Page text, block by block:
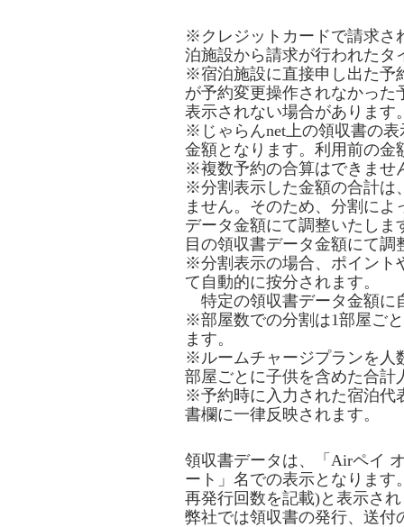
※クレジットカードで請求さ
泊施設から請求が行われたタ
※宿泊施設に直接申し出た予
が予約変更操作されなかっ
表示されない場合があります
※じゃらんnet上の領収書の
金額となります。利用前の金
※複数予約の合算はできませ
※分割表示した金額の合計は
ません。そのため、分割に
データ金額にて調整いたし
目の領収書データ金額にて調
※分割表示の場合、ポイント
て自動的に按分されます。
特定の領収書データ金額に
※部屋数での分割は1部屋ご
ます。
※ルームチャージプランを人
部屋ごとに子供を含めた合計
※予約時に入力された宿泊代
書欄に一律反映されます。
領収書データは、「Airペイ
ート」名での表示となりま
再発行回数を記載)と表示さ
弊社では領収書の発行、送付